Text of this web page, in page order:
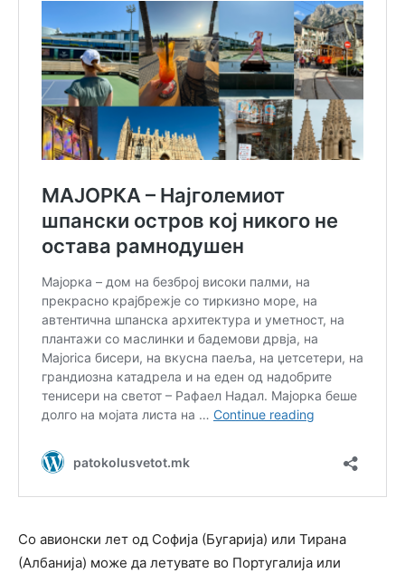
Со авионски лет од Софија (Бугарија) или Тирана
(Албанија) може да летувате во Португалија или